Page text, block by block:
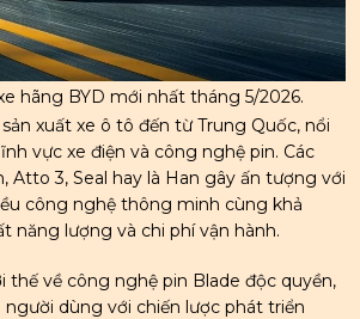
hãng BYD mới nhất tháng 5/2026.
xuất xe ô tô đến từ Trung Quốc, nổi
vực xe điện và công nghệ pin. Các
Atto 3, Seal hay là Han gây ấn tượng với
công nghệ thông minh cùng khả
năng lượng và chi phí vận hành.
thế về công nghệ pin Blade độc quyền,
người dùng với chiến lược phát triển